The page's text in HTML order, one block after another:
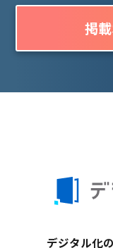
掲
デジタル化